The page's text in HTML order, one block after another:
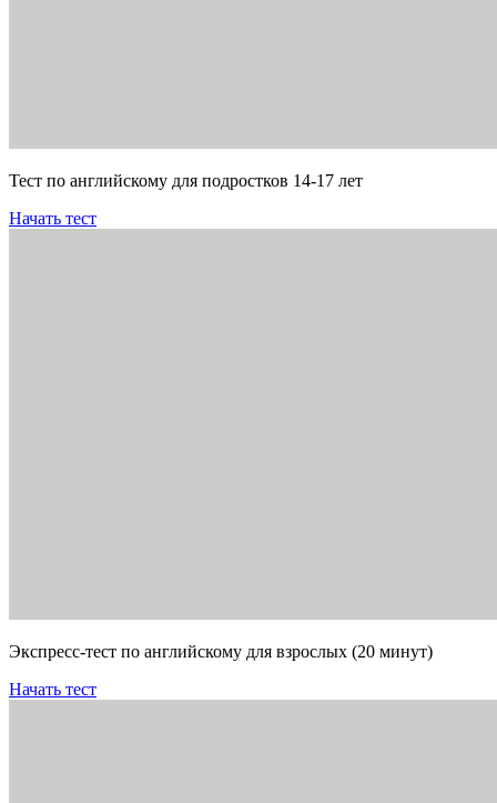
Тест по английскому для подростков 14-17 лет
Начать тест
Экспресс-тест по английскому для взрослых (20 минут)
Начать тест